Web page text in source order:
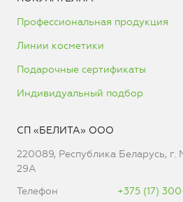
Профессиональная продукция
Линии косметики
Подарочные сертификаты
Индивидуальный подбор
СП «БЕЛИТА» ООО
220089, Республика Беларусь, г.
29А
Телефон
+375 (17)